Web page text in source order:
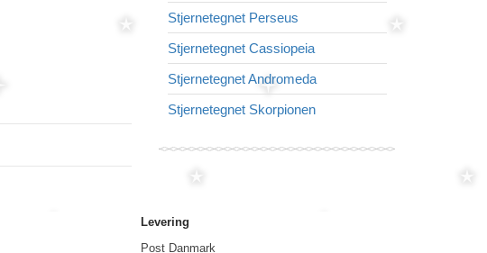
Stjernetegnet Perseus
Stjernetegnet Cassiopeia
Stjernetegnet Andromeda
Stjernetegnet Skorpionen
Levering
Post Danmark